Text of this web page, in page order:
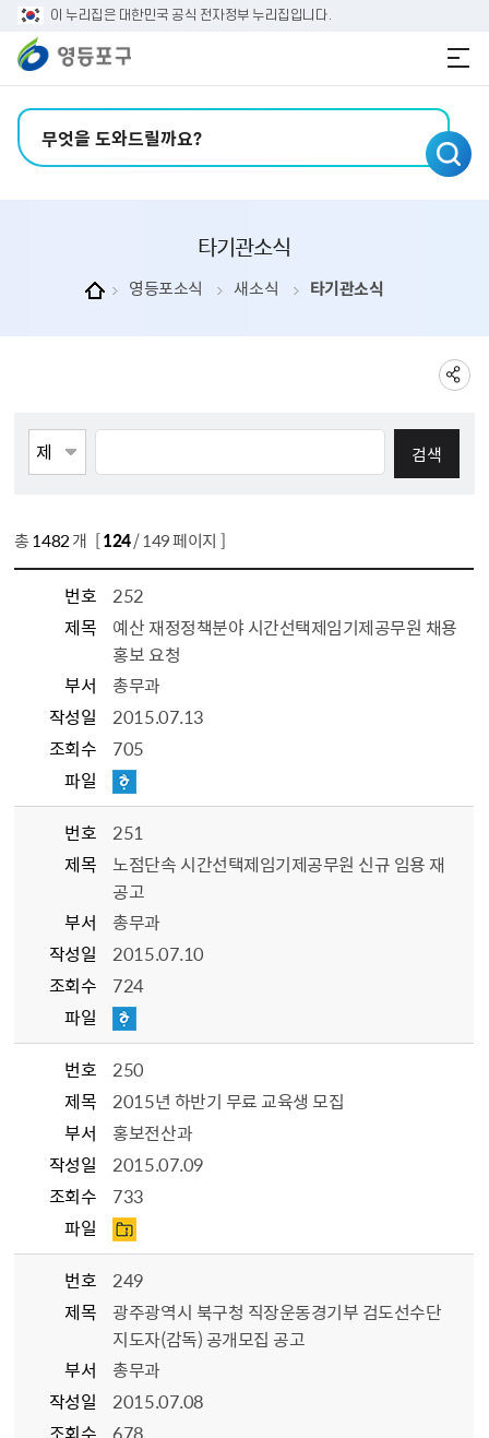
본문 바로가기
주메뉴 바로가기
이 누리집은 대한민국 공식 전자정부 누리집입니다.
타기관소식
영등포소식 새소식 타기관소식
총1482개 [124/ 149 페이지 ]
번호
252
제목
예산 재정정책분야 시간선택제임기제공무원 채용
홍보 요청
부서
총무과
작성일
2015.07.13
조회수
705
파일
번호
251
제목
노점단속 시간선택제임기제공무원 신규 임용 재
공고
부서
총무과
작성일
2015.07.10
조회수
724
파일
번호
250
제목
2015년 하반기 무료 교육생 모집
부서
홍보전산과
작성일
2015.07.09
조회수
733
파일
번호
249
제목
광주광역시 북구청 직장운동경기부 검도선수단
지도자(감독) 공개모집 공고
부서
총무과
작성일
2015.07.08
조회수
678